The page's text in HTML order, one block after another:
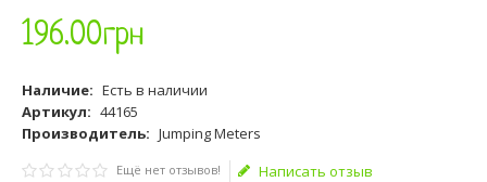
196.00грн
Наличие: Есть в наличии
Артикул: 44165
Производитель: Jumping Meters
Ещё нет отзывов! Написать отзыв